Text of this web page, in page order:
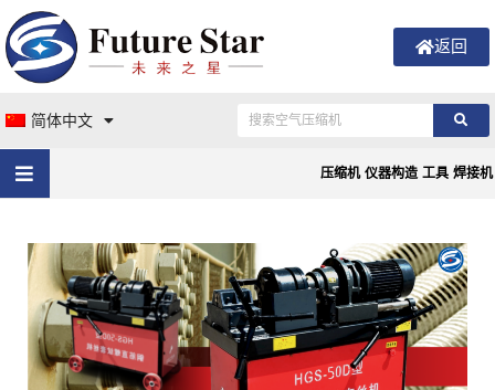
返回
简体中文
压缩机 仪器构造 工具 焊接机